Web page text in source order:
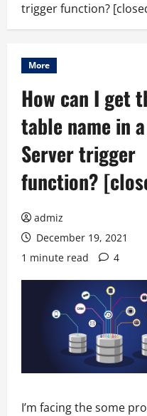
trigger function?
More
How can I get
table name in a
Server trigger
function?
admiz
December 19, 2021
1 minute read
4
I’m facing the some